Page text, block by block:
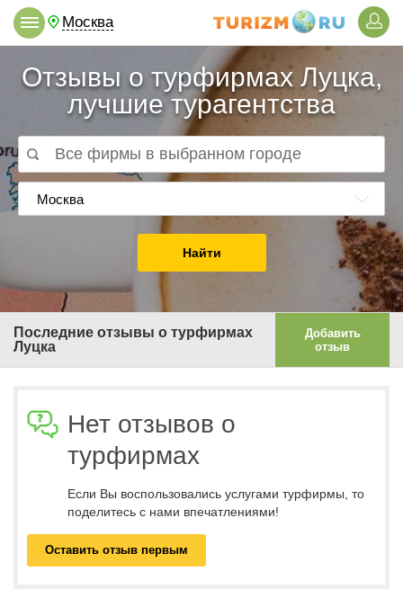
Москва
Отзывы о турфирмах Луцка,
лучшие турагентства
Москва
Найти
Последние отзывы о турфирмах
Луцка
Добавить
отзыв
Нет отзывов о
турфирмах
Если Вы воспользовались услугами турфирмы, то
поделитесь с нами впечатлениями!
Оставить отзыв первым